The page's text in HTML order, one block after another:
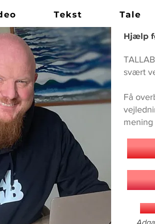
Tekst Tale
Hjælp
svært
Få